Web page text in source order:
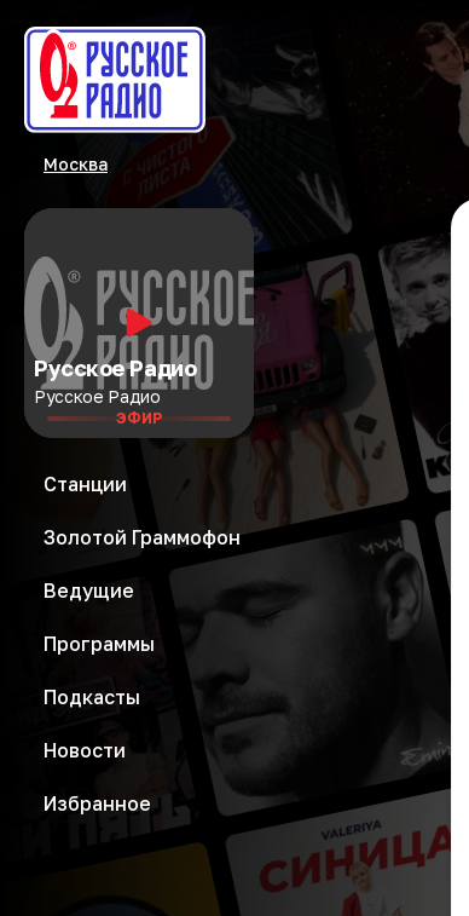
Москва
Русское Радио
Русское Радио
ЭФИР
Станции
Золотой Граммофон
Ведущие
Программы
Подкасты
Новости
Избранное